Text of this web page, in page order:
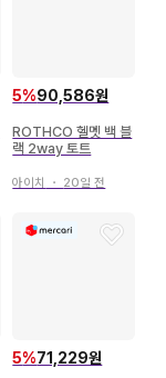
5%90,586원
ROTHCO 헬멧 백 블
랙 2way 토트
아이치 ・ 20일 전
5%71,229원